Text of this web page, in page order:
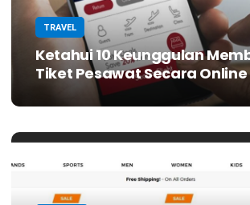
TRAVEL
Ketahui 10 Keunggulan
Tiket Pesawat Secara Online